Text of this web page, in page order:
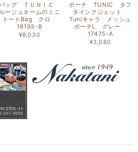
バッグ ＴＵＮＩＣ
ルージュネームのミニ
トートBag クロ
18193-B
¥8,030
ポーチ TUNIC タフ
タインクジェット
Tuniキャラ メッシュ
ポーチL グレー
17475-A
¥3,080